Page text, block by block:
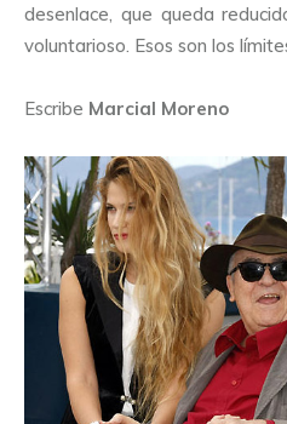
desenlace, que queda
voluntarioso. Esos son los
Escribe Marcial Moreno